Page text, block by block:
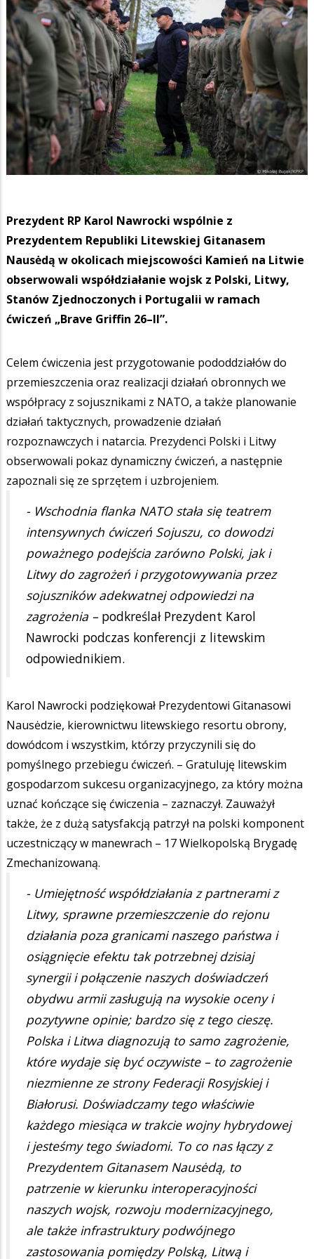
Prezydent RP Karol Nawrocki wspólnie z
Prezydentem Republiki Litewskiej Gitanasem
Nausėdą w okolicach miejscowości Kamień na Litwie
obserwowali współdziałanie wojsk z Polski, Litwy,
Stanów Zjednoczonych i Portugalii w ramach
ćwiczeń „Brave Griffin 26–II”.
Celem ćwiczenia jest przygotowanie pododdziałów do
przemieszczenia oraz realizacji działań obronnych we
współpracy z sojusznikami z NATO, a także planowanie
działań taktycznych, prowadzenie działań
rozpoznawczych i natarcia. Prezydenci Polski i Litwy
obserwowali pokaz dynamiczny ćwiczeń, a następnie
zapoznali się ze sprzętem i uzbrojeniem.
- Wschodnia flanka NATO stała się teatrem
intensywnych ćwiczeń Sojuszu, co dowodzi
poważnego podejścia zarówno Polski, jak i
Litwy do zagrożeń i przygotowywania przez
sojuszników adekwatnej odpowiedzi na
zagrożenia –podkreślał Prezydent Karol
Nawrocki podczas konferencji z litewskim
odpowiednikiem.
Karol Nawrocki podziękował Prezydentowi Gitanasowi
Nausėdzie, kierownictwu litewskiego resortu obrony,
dowódcom i wszystkim, którzy przyczynili się do
pomyślnego przebiegu ćwiczeń. – Gratuluję litewskim
gospodarzom sukcesu organizacyjnego, za który można
uznać kończące się ćwiczenia – zaznaczył. Zauważył
także, że z dużą satysfakcją patrzył na polski komponent
uczestniczący w manewrach – 17 Wielkopolską Brygadę
Zmechanizowaną.
- Umiejętność współdziałania z partnerami z
Litwy, sprawne przemieszczenie do rejonu
działania poza granicami naszego państwa i
osiągnięcie efektu tak potrzebnej dzisiaj
synergii i połączenie naszych doświadczeń
obydwu armii zasługują na wysokie oceny i
pozytywne opinie; bardzo się z tego cieszę.
Polska i Litwa diagnozują to samo zagrożenie,
które wydaje się być oczywiste – to zagrożenie
niezmienne ze strony Federacji Rosyjskiej i
Białorusi. Doświadczamy tego właściwie
każdego miesiąca w trakcie wojny hybrydowej
i jesteśmy tego świadomi. To co nas łączy z
Prezydentem Gitanasem Nausėdą, to
patrzenie w kierunku interoperacyjności
naszych wojsk, rozwoju modernizacyjnego,
ale także infrastruktury podwójnego
zastosowania pomiędzy Polską, Litwą i